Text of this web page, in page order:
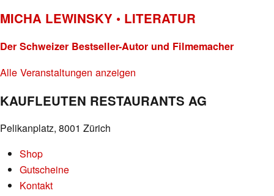
MICHA LEWINSKY • LITERATUR
Der Schweizer Bestseller-Autor und Filmemacher
Alle Veranstaltungen anzeigen
KAUFLEUTEN RESTAURANTS AG
Pelikanplatz, 8001 Zürich
Shop
Gutscheine
Kontakt